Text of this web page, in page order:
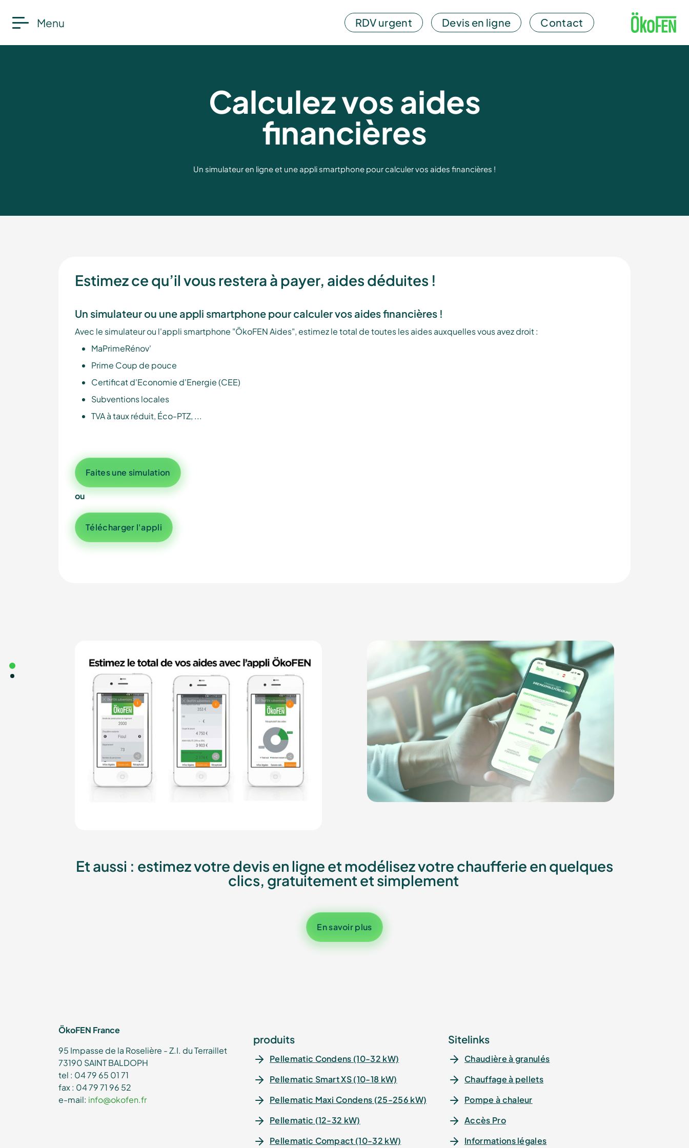
Menu RDV urgent Devis en ligne Contact
Calculez vos aides
financières
Un simulateur en ligne et une appli smartphone pour calculer vos aides financières !
Estimez ce qu’il vous restera à payer, aides déduites !
Un simulateur ou une appli smartphone pour calculer vos aides financières !
Avec le simulateur ou l'appli smartphone "ÖkoFEN Aides", estimez le total de toutes les aides auxquelles vous avez droit :
MaPrimeRénov'
Prime Coup de pouce
Certificat d'Economie d'Energie (CEE)
Subventions locales
TVA à taux réduit, Éco-PTZ, ...
Faites une simulation
ou
Télécharger l'appli
Et aussi : estimez votre devis en ligne et modélisez votre chaufferie en quelques
clics, gratuitement et simplement
En savoir plus
ÖkoFEN France
95 Impasse de la Roselière - Z.I. du Terraillet
73190 SAINT BALDOPH
tel : 04 79 65 01 71
fax : 04 79 71 96 52
e-mail: info@okofen.fr
produits
Pellematic Condens (10-32 kW)
Pellematic Smart XS (10-18 kW)
Pellematic Maxi Condens (25-256 kW)
Pellematic (12-32 kW)
Pellematic Compact (10-32 kW)
Sitelinks
Chaudière à granulés
Chauffage à pellets
Pompe à chaleur
Accès Pro
Informations légales